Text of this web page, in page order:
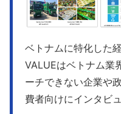
ベトナムに特化した
VALUEはベトナム業
ーチできない企業や
費者向けにインタビ